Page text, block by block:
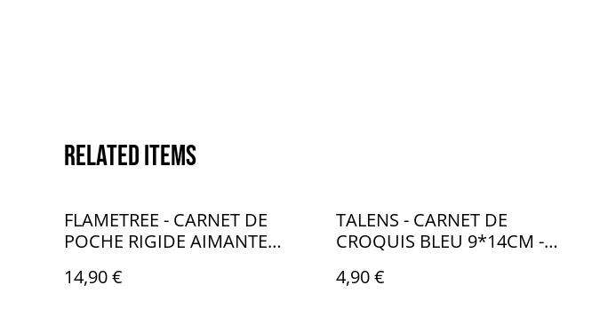
Related items
FLAMETREE - CARNET DE
POCHE RIGIDE AIMANTE
TB020
14,90 €
TALENS - CARNET DE
CROQUIS BLEU 9*14CM -
4,90 €